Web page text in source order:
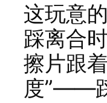
这玩意
踩离合
擦片跟
度”——